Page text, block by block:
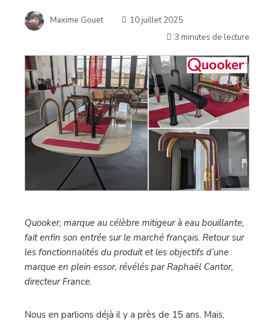
Maxime Gouet
10 juillet 2025
3 minutes de lecture
Quooker, marque au célèbre mitigeur à eau bouillante,
fait enfin son entrée sur le marché français. Retour sur
les fonctionnalités du produit et les objectifs d’une
marque en plein essor, révélés par Raphaël Cantor,
directeur France.
Nous en parlions déjà il y a près de 15 ans. Mais,